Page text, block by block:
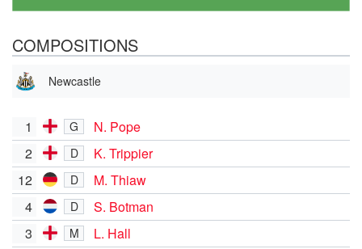
COMPOSITIONS
Newcastle
1 G
N. Pope
2
D
K. Trippier
12
D
M. Thiaw
4
D
S. Botman
3
M
L. Hall